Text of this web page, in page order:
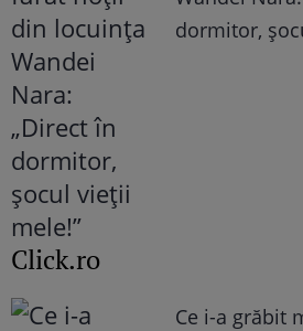
dormitor,
Click.ro
Ce i-a grăbit